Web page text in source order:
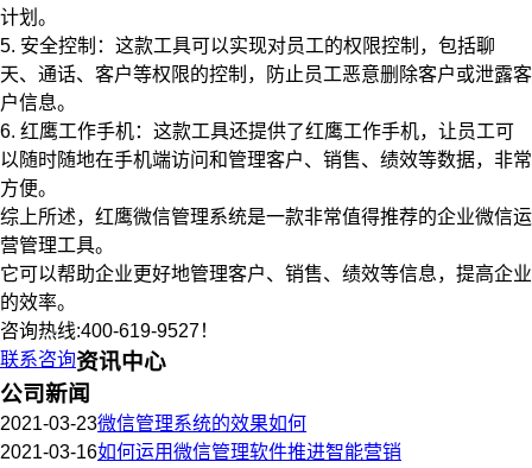
计划。
5. 安全控制：这款工具可以实现对员工的权限控制，包括聊
天、通话、客户等权限的控制，防止员工恶意删除客户或泄露客
户信息。
6. 红鹰工作手机：这款工具还提供了红鹰工作手机，让员工可
以随时随地在手机端访问和管理客户、销售、绩效等数据，非常
方便。
综上所述，红鹰微信管理系统是一款非常值得推荐的企业微信运
营管理工具。
它可以帮助企业更好地管理客户、销售、绩效等信息，提高企业
的效率。
咨询热线:400-619-9527！
联系咨询资讯中心
公司新闻
2021-03-23微信管理系统的效果如何
2021-03-16如何运用微信管理软件推进智能营销